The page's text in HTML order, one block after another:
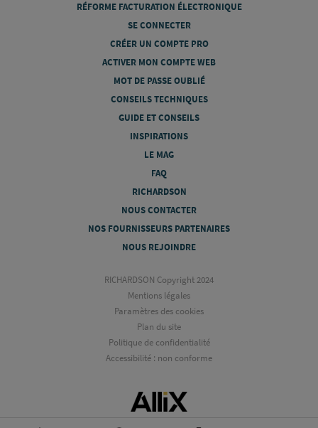
RÉFORME FACTURATION ÉLECTRONIQUE
SE CONNECTER
CRÉER UN COMPTE PRO
ACTIVER MON COMPTE WEB
MOT DE PASSE OUBLIÉ
CONSEILS TECHNIQUES
GUIDE ET CONSEILS
INSPIRATIONS
LE MAG
FAQ
RICHARDSON
NOUS CONTACTER
NOS FOURNISSEURS PARTENAIRES
NOUS REJOINDRE
RICHARDSON Copyright 2024
Mentions légales
Paramètres des cookies
Plan du site
Politique de confidentialité
Accessibilité : non conforme